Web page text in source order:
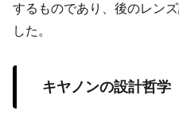
するものであり、後のレン
した。
キヤノンの設計哲学